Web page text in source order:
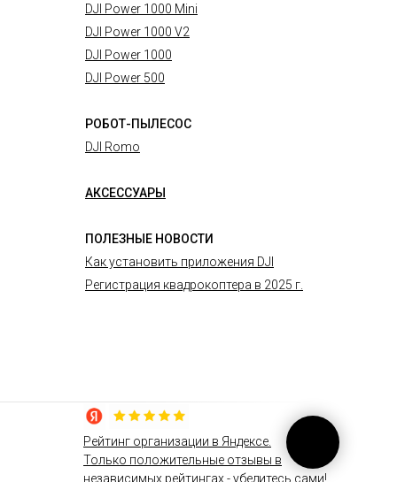
DJI Power 1000 Mini
DJI Power 1000 V2
DJI Power 1000
DJI Power 500
РОБОТ-ПЫЛЕСОС
DJI Romo
АКСЕССУАРЫ
ПОЛЕЗНЫЕ НОВОСТИ
Как установить приложения DJI
Регистрация квадрокоптера в 2025 г.
Рейтинг организации в Яндексе.
Только положительные отзывы в
независимых рейтингах - убедитесь сами!